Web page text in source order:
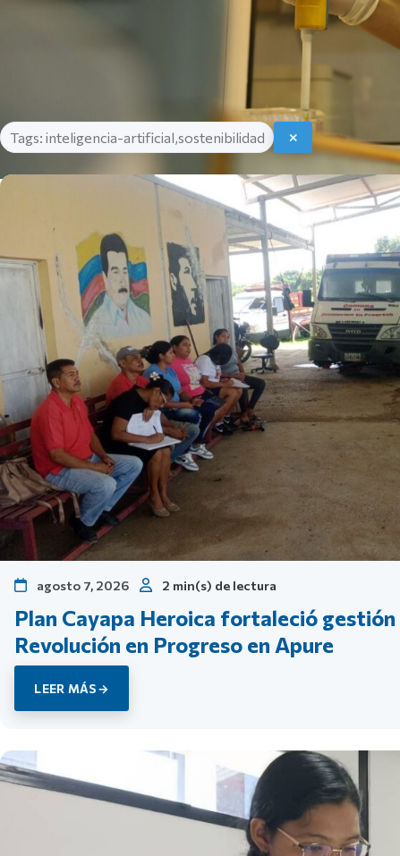
Tags: inteligencia-artificial,sostenibilidad ✕
Listado de noticias
agosto 7, 2026 2 min(s) de lectura
Plan Cayapa Heroica fortaleció
Revolución en Progreso en Apure
LEER MÁS